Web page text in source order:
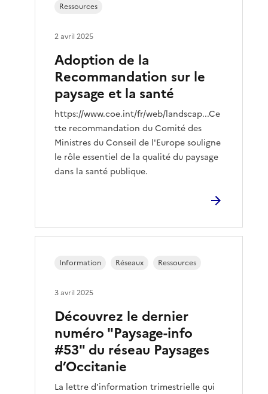
Adoption de la
Recommandation sur le
paysage et la santé
https://www.coe.int/fr/web/landscap...Ce
tte recommandation du Comité des
Ministres du Conseil de l'Europe souligne
le rôle essentiel de la qualité du paysage
dans la santé publique.
Ressources
2 avril 2025
Découvrez le dernier
numéro "Paysage-info
#53" du réseau Paysages
d’Occitanie
La lettre d'information trimestrielle qui
Information Réseaux Ressources
3 avril 2025